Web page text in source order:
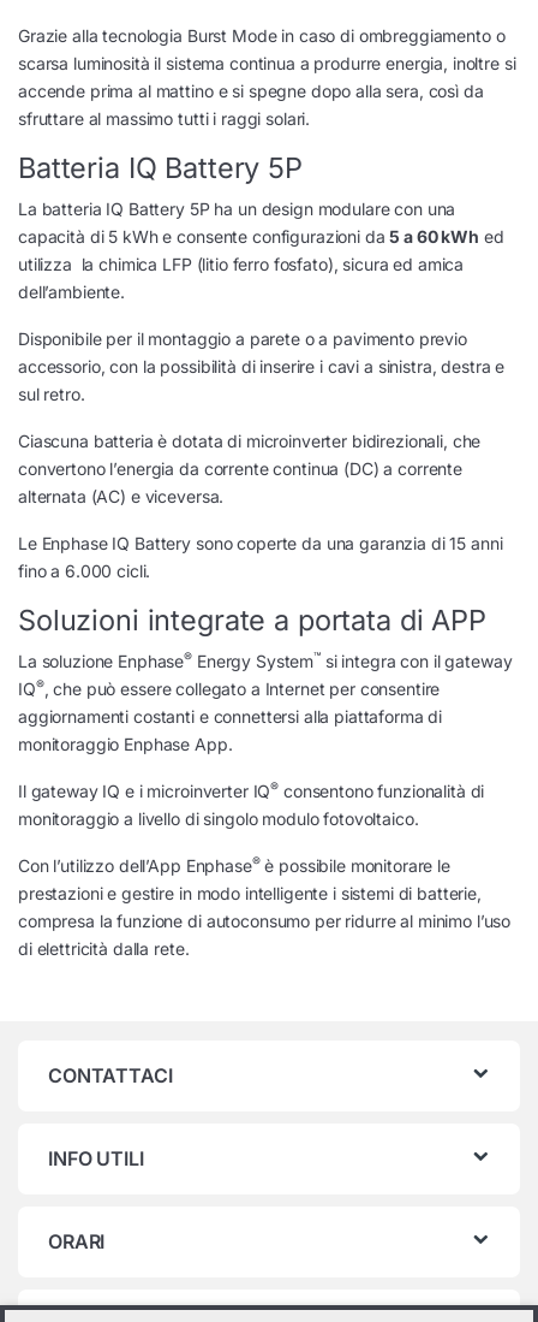
Grazie alla tecnologia Burst Mode in caso di ombreggiamento o
scarsa luminosità il sistema continua a produrre energia, inoltre si
accende prima al mattino e si spegne dopo alla sera, così da
sfruttare al massimo tutti i raggi solari.
Batteria IQ Battery 5P
La batteria IQ Battery 5P ha un design modulare con una
capacità di 5 kWh e consente configurazioni da5 a 60 kWh ed
utilizza la chimica LFP (litio ferro fosfato), sicura ed amica
dell’ambiente.
Disponibile per il montaggio a parete o a pavimento previo
accessorio, con la possibilità di inserire i cavi a sinistra, destra e
sul retro.
Ciascuna batteria è dotata di microinverter bidirezionali, che
convertono l’energia da corrente continua (DC) a corrente
alternata (AC) e viceversa.
Le Enphase IQ Battery sono coperte da una garanzia di 15 anni
fino a 6.000 cicli.
Soluzioni integrate a portata di APP
La soluzione Enphase® Energy System™ si integra con il gateway
IQ®, che può essere collegato a Internet per consentire
aggiornamenti costanti e connettersi alla piattaforma di
monitoraggio Enphase App.
Il gateway IQ e i microinverter IQ® consentono funzionalità di
monitoraggio a livello di singolo modulo fotovoltaico.
Con l’utilizzo dell’App Enphase®è possibile monitorare le
prestazioni e gestire in modo intelligente i sistemi di batterie,
compresa la funzione di autoconsumo per ridurre al minimo l’uso
di elettricità dalla rete.
CONTATTACI
INFO UTILI
ORARI